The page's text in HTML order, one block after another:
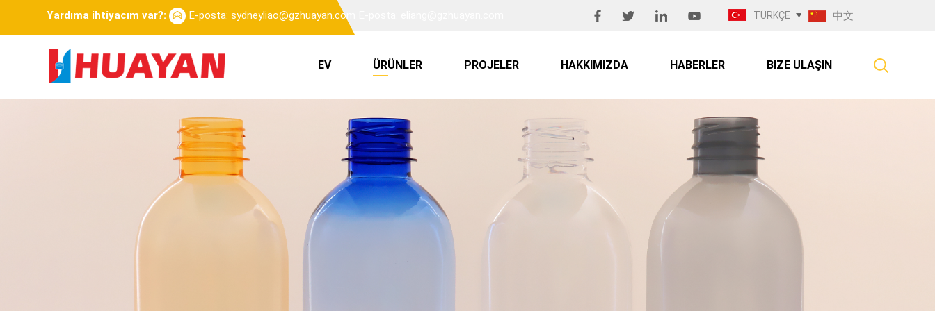
Yardıma ihtiyacım var?: E-posta: sydneyliao@gzhuayan.com TÜRKÇE 中文
EV ÜRÜNLER PROJELER HAKKIMIZDA HABERLER BIZE ULAŞIN